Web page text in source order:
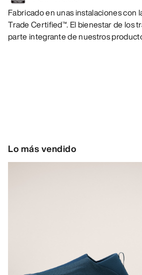
Fabricado en unas instalaciones con
Trade Certified™. El bienestar de los
parte integrante de nuestros
Lo más vendido